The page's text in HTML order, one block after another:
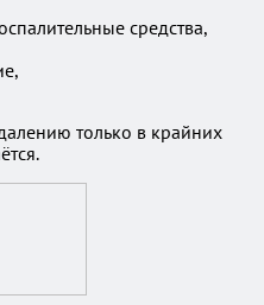
средства,
только в крайних